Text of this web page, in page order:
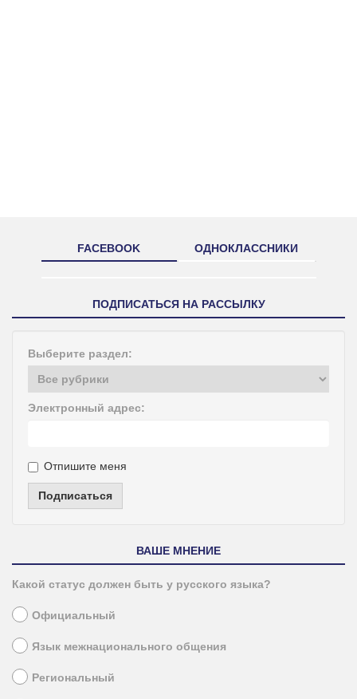
FACEBOOK ОДНОКЛАССНИКИ
ПОДПИСАТЬСЯ НА РАССЫЛКУ
Выберите раздел:
Электронный адрес:
Отпишите меня
Подписаться
ВАШЕ МНЕНИЕ
Какой статус должен быть у русского языка?
Официальный
Язык межнационального общения
Региональный